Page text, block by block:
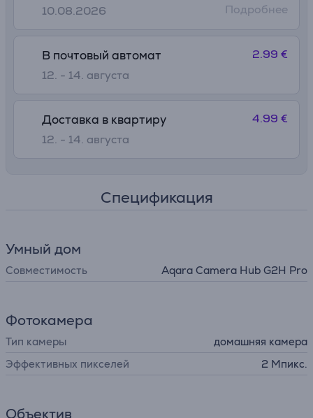
10.08.2026
Подробнее
В почтовый автомат
12. - 14. августа
2.99 €
Доставка в квартиру
12. - 14. августа
4.99 €
Спецификация
Умный дом
Совместимость Aqara Camera Hub G2H Pro
Фотокамера
Тип камеры
домашняя камера
Эффективных пикселей
2 Мпикс.
Объектив